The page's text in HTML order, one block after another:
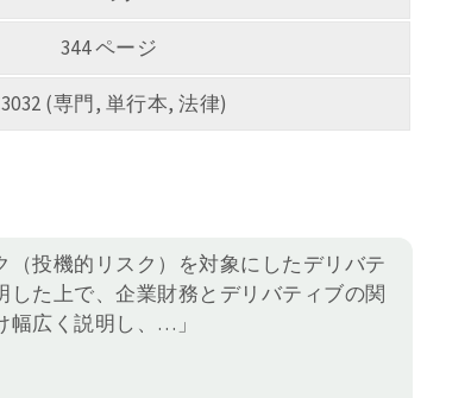
344 ページ
(専門, 単行本, 法律)
（投機的リスク）を対象にしたデリバテ
た上で、企業財務とデリバティブの関
幅広く説明し、…」